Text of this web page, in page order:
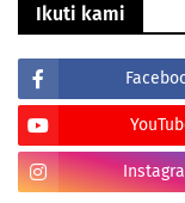
Ikuti kami